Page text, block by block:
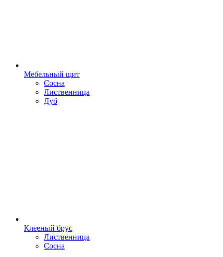
Мебельный щит
Сосна
Лиственница
Дуб
Клееный брус
Лиственница
Сосна